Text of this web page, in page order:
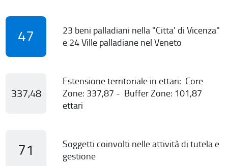
47
23 beni palladiani nella "Citta' di Vicenza"
e 24 Ville palladiane nel Veneto
337,48
Estensione territoriale in ettari: Core
Zone: 337,87 - Buffer Zone: 101,87
ettari
71
Soggetti coinvolti nelle attività di tutela e
gestione